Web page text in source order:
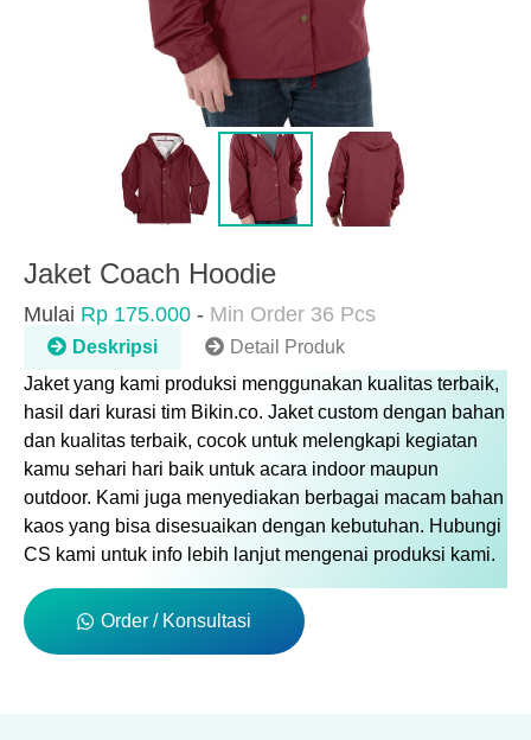
Jaket Coach Hoodie
Mulai Rp 175.000 - Min Order 36 Pcs
Deskripsi
Detail Produk
Jaketyang kami produksi menggunakan kualitas terbaik,
hasil dari kurasi tim Bikin.co. Jaket custom dengan bahan
dan kualitas terbaik, cocok untuk melengkapi kegiatan
kamu sehari hari baik untuk acara indoor maupun
outdoor. Kami juga menyediakan berbagai macam bahan
kaos yang bisa disesuaikan dengan kebutuhan. Hubungi
CS kami untuk info lebih lanjut mengenai produksi kami.
Order / Konsultasi